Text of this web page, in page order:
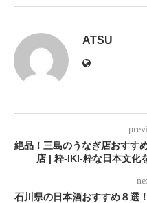
ATSU
絶品！三島のうなぎ店おすす
店 | 粋-IKI-粋な日本文化
石川県の日本酒おすすめ８選